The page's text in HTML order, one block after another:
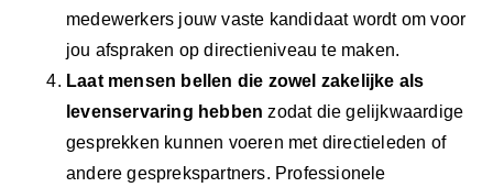
medewerkers jouw vaste kandidaat wordt om voor
jou afspraken op directieniveau te maken.
Laat mensen bellen die zowel zakelijke als
levenservaring hebben zodat die gelijkwaardige
gesprekken kunnen voeren met directieleden of
andere gesprekspartners. Professionele